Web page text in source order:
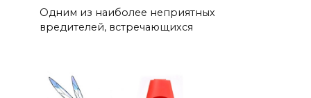
Одним из наиболее неприятных
вредителей, встречающихся